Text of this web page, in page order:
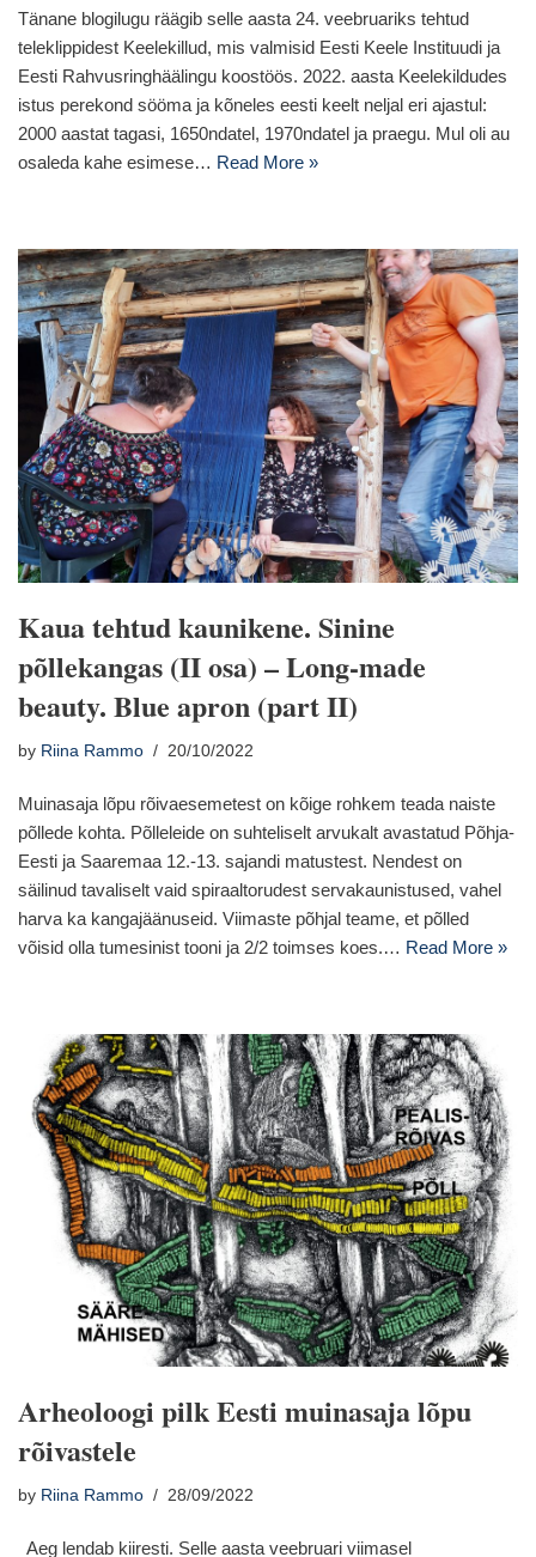
Tänane blogilugu räägib selle aasta 24. veebruariks tehtud
teleklippidest Keelekillud, mis valmisid Eesti Keele Instituudi ja
Eesti Rahvusringhäälingu koostöös. 2022. aasta Keelekildudes
istus perekond sööma ja kõneles eesti keelt neljal eri ajastul:
2000 aastat tagasi, 1650ndatel, 1970ndatel ja praegu. Mul oli au
osaleda kahe esimese… Read More »
Kaua tehtud kaunikene. Sinine
põllekangas (II osa) – Long-made
beauty. Blue apron (part II)
by Riina Rammo 20/10/2022
Muinasaja lõpu rõivaesemetest on kõige rohkem teada naiste
põllede kohta. Põlleleide on suhteliselt arvukalt avastatud Põhja-
Eesti ja Saaremaa 12.-13. sajandi matustest. Nendest on
säilinud tavaliselt vaid spiraaltorudest servakaunistused, vahel
harva ka kangajäänuseid. Viimaste põhjal teame, et põlled
võisid olla tumesinist tooni ja 2/2 toimses koes.… Read More »
Arheoloogi pilk Eesti muinasaja lõpu
rõivastele
by Riina Rammo 28/09/2022
Aeg lendab kiiresti. Selle aasta veebruari viimasel